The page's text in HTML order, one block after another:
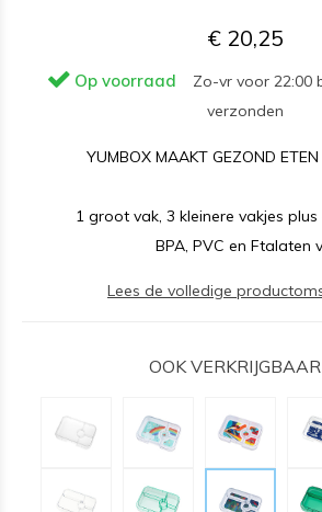
€ 20,25
Op voorraad
Zo-vr voor 22:00
verzonden
YUMBOX MAAKT GEZOND ETEN
1 groot vak, 3 kleinere vakjes
BPA, PVC en Ftalaten
Lees de volledige
OOK